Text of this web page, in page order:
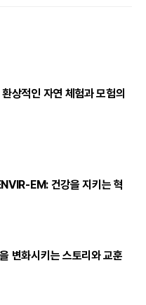
상적인 자연 체험과 모험의
EM: 건강을 지키는 혁
변화시키는 스토리와 교훈